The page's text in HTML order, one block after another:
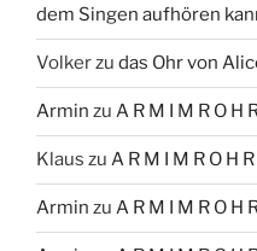
dem Singen aufhören
Volkerzu das Ohr von
Armin zu A R M I M R O H
Klaus zu A R M I M R O H R
Armin zu A R M I M R O H